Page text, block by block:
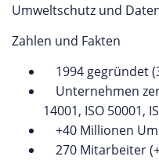
Umweltschutz und
Zahlen und Fakten
1994 gegründet
Unternehmen
14001, ISO 50001,
+40 Millionen
270 Mitarbeiter